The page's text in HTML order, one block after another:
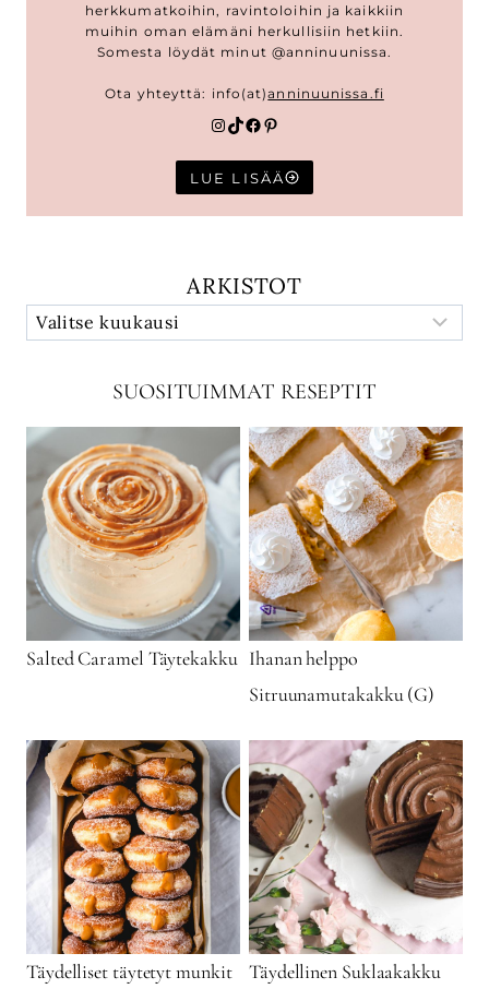
herkkumatkoihin, ravintoloihin ja kaikkiin
muihin oman elämäni herkullisiin hetkiin.
Somesta löydät minut @anninuunissa.
Ota yhteyttä: info(at)anninuunissa.fi
Instagram
TikTok
Facebook
Pinterest
LUE LISÄÄ
ARKISTOT
SUOSITUIMMAT RESEPTIT
Salted Caramel Täytekakku Ihanan helppo
Sitruunamutakakku (G)
Täydelliset täytetyt munkit Täydellinen Suklaakakku